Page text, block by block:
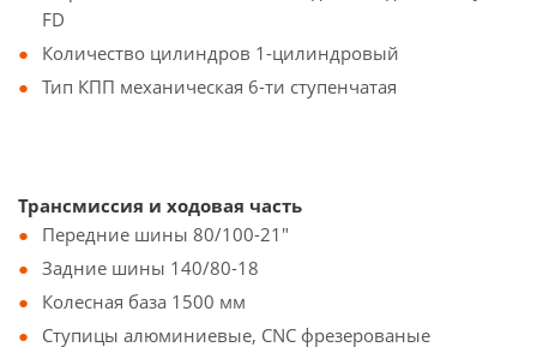
FD
Количество цилиндров 1-цилиндровый
Тип КПП механическая 6-ти ступенчатая
Трансмиссия и ходовая часть
Передние шины 80/100-21"
Задние шины 140/80-18
Колесная база 1500 мм
Ступицы алюминиевые, CNC фрезерованые